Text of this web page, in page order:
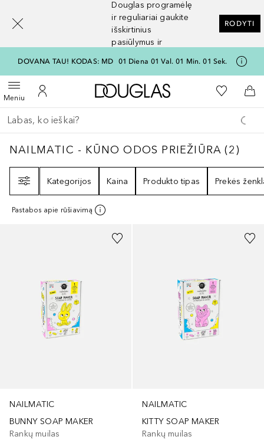
Douglas programėlę
ir reguliariai gaukite
išskirtinius
pasiūlymus ir
RODYTI
DOVANA TAU! KODAS: MD 01 Diena 01 Val. 01 Min. 01 Sek.
MeniuAtidaryti meniuĮ mano paskyrą
Į Douglas pagrindinį
Į mano
Į
Grįžk atgal
Vykdykite paiešką
NAILMATIC - KŪNO ODOS PRIEŽIŪRA2
NAILMATIC - KŪNO ODOS PRIEŽIŪRA (2)
Kategorijos
Kaina Produkto tipas Prekės
Pastabos apie rūšiavimą
NAILMATIC
BUNNY SOAP MAKER
Rankų muilas
NAILMATIC
KITTY SOAP MAKER
Rankų muilas
[navigation.slideout.screenreader]